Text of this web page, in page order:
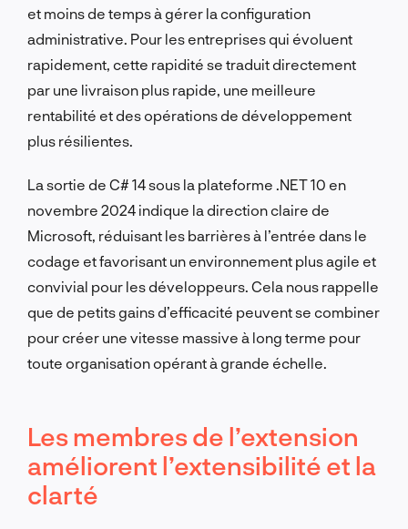
et moins de temps à gérer la configuration
administrative. Pour les entreprises qui évoluent
rapidement, cette rapidité se traduit directement
par une livraison plus rapide, une meilleure
rentabilité et des opérations de développement
plus résilientes.
La sortie de C# 14 sous la plateforme .NET 10 en
novembre 2024 indique la direction claire de
Microsoft, réduisant les barrières à l’entrée dans le
codage et favorisant un environnement plus agile et
convivial pour les développeurs. Cela nous rappelle
que de petits gains d’efficacité peuvent se combiner
pour créer une vitesse massive à long terme pour
toute organisation opérant à grande échelle.
Les membres de l’extension
améliorent l’extensibilité et la
clarté